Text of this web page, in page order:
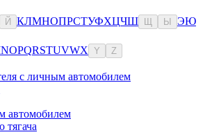
Й КЛМНОПРСТУФХЦЧШ Ы ЭЮ
NOPQRSTUVWX Y Z
с личным автомобилем
автомобилем
тягача